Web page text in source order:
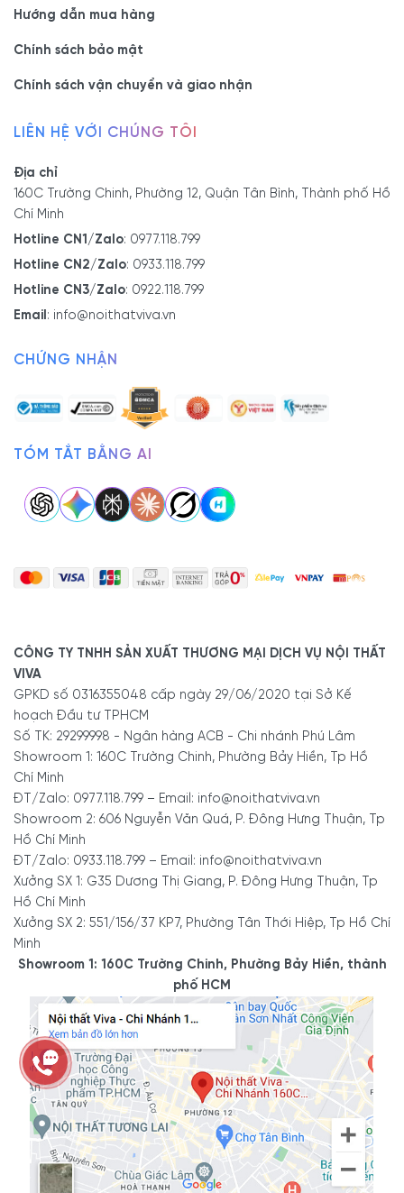
Hướng dẫn mua hàng
Chính sách bảo mật
Chính sách vận chuyển và giao nhận
LIÊN HỆ VỚI CHÚNG TÔI
Địa chỉ
160C Trường Chinh, Phường 12, Quận Tân Bình, Thành phố Hồ
Chí Minh
Hotline CN1/Zalo: 0977.118.799
Hotline CN2/Zalo: 0933.118.799
Hotline CN3/Zalo: 0922.118.799
Email: info@noithatviva.vn
CHỨNG NHẬN
TÓM TẮT BẰNG AI
CÔNG TY TNHH SẢN XUẤT THƯƠNG MẠI DỊCH VỤ NỘI THẤT
VIVA
GPKD số 0316355048 cấp ngày 29/06/2020 tại Sở Kế
hoạch Đầu tư TPHCM
Số TK: 29299998 - Ngân hàng ACB - Chi nhánh Phú Lâm
Showroom 1: 160C Trường Chinh, Phường Bảy Hiền, Tp Hồ
Chí Minh
ĐT/Zalo: 0977.118.799 – Email: info@noithatviva.vn
Showroom 2: 606 Nguyễn Văn Quá, P. Đông Hưng Thuận, Tp
Hồ Chí Minh
ĐT/Zalo: 0933.118.799 – Email: info@noithatviva.vn
Xưởng SX 1: G35 Dương Thị Giang, P. Đông Hưng Thuận, Tp
Hồ Chí Minh
Xưởng SX 2: 551/156/37 KP7, Phường Tân Thới Hiệp, Tp Hồ Chí
Minh
Showroom 1: 160C Trường Chinh, Phường Bảy Hiền, thành
phố HCM